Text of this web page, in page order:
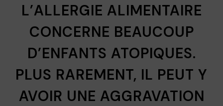
L’ALLERGIE ALIMENTAIRE
CONCERNE BEAUCOUP
D’ENFANTS ATOPIQUES.
PLUS RAREMENT, IL PEUT Y
AVOIR UNE AGGRAVATION